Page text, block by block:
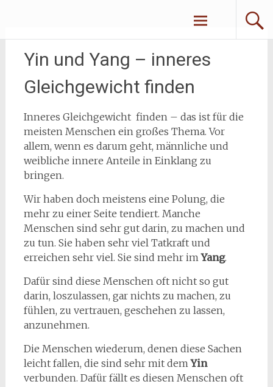
springen
Yin und Yang – inneres
Gleichgewicht finden
Inneres Gleichgewicht finden – das ist für die
meisten Menschen ein großes Thema. Vor
allem, wenn es darum geht, männliche und
weibliche innere Anteile in Einklang zu
bringen.
Wir haben doch meistens eine Polung, die
mehr zu einer Seite tendiert. Manche
Menschen sind sehr gut darin, zu machen und
zu tun. Sie haben sehr viel Tatkraft und
erreichen sehr viel. Sie sind mehr imYang.
Dafür sind diese Menschen oft nicht so gut
darin, loszulassen, gar nichts zu machen, zu
fühlen, zu vertrauen, geschehen zu lassen,
anzunehmen.
Die Menschen wiederum, denen diese Sachen
leicht fallen, die sind sehr mit demYin
verbunden. Dafür fällt es diesen Menschen oft